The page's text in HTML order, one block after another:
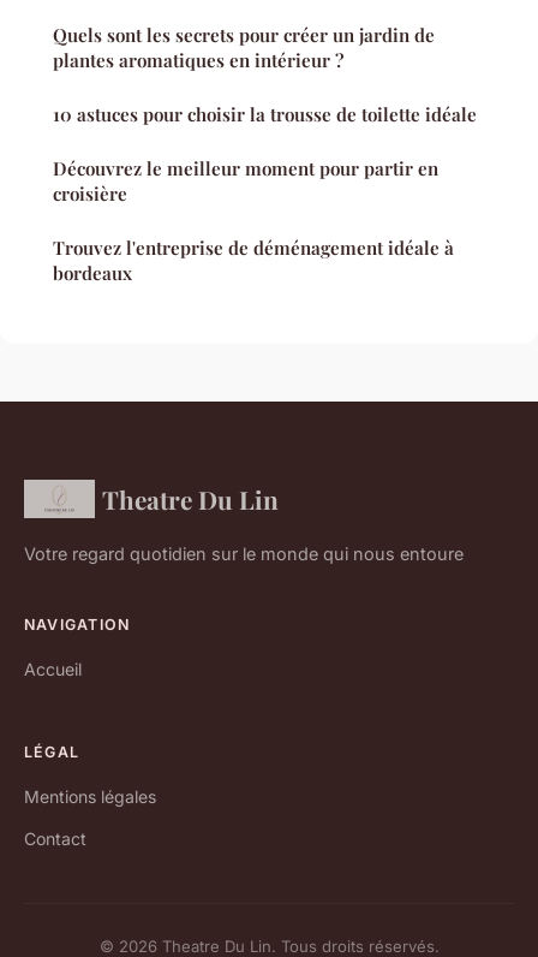
Quels sont les secrets pour créer un jardin de
plantes aromatiques en intérieur ?
10 astuces pour choisir la trousse de toilette idéale
Découvrez le meilleur moment pour partir en
croisière
Trouvez l'entreprise de déménagement idéale à
bordeaux
Theatre Du Lin
Votre regard quotidien sur le monde qui nous entoure
NAVIGATION
Accueil
LÉGAL
Mentions légales
Contact
© 2026 Theatre Du Lin. Tous droits réservés.